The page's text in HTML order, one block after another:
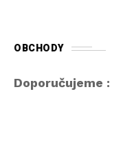
OBCHODY
Doporučujeme :